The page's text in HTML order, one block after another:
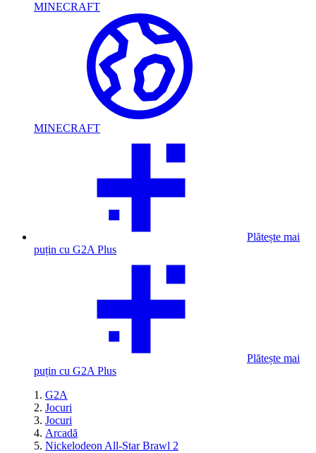
MINECRAFT
MINECRAFT
Plătește mai
puțin cu G2A Plus
Plătește mai
puțin cu G2A Plus
G2A
Jocuri
Jocuri
Arcadă
Nickelodeon All-Star Brawl 2